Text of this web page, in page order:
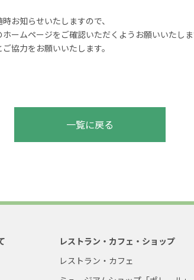
お知らせいたしますので、
ームページをご確認いただくようお願いいたしま
協力をお願いいたします。
一覧に戻る
レストラン・カフェ・ショップ
レストラン・カフェ